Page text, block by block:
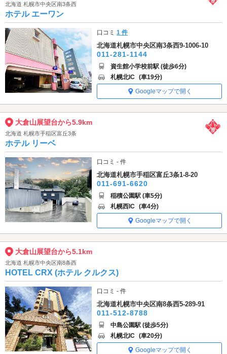
北海道 札幌市中央区南3条西
ホテル エーワン
口コミ1 件
北海道札幌市中央区南3条西9-1006-10
011-281-1144
資生館小学校前駅 (徒歩6分)
札幌北IC (車19分)
Googleマップで開く
大倉山展望台から5.9km
北海道 札幌市手稲区富丘3条
ホテル リーベ
口コミ - 件
北海道札幌市手稲区富丘3条1-8-20
011-691-6620
稲積公園駅 (車5分)
札幌西IC (車4分)
Googleマップで開く
大倉山展望台から5.1km
北海道 札幌市中央区南8条西
HOTEL CRX (ホテル クルクス)
口コミ - 件
北海道札幌市中央区南8条西5-289-91
011-512-8788
中島公園駅 (徒歩5分)
札幌北IC (車20分)
Googleマップで開く